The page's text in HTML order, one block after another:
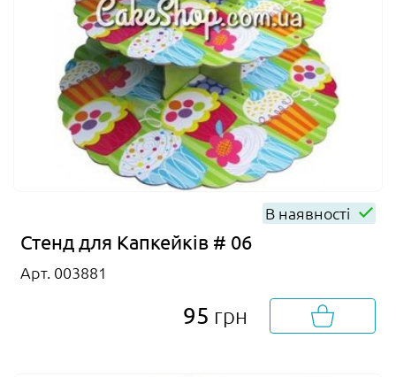
В наявності
Стенд для Капкейків # 06
Арт. 003881
95 грн